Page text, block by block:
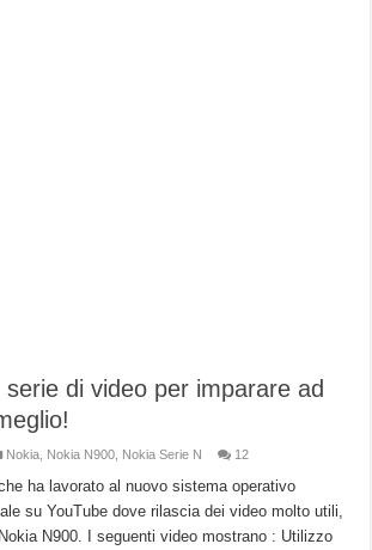
serie di video per imparare ad
Nokia Nokia N900 Nokia Serie N 12
ha lavorato al nuovo sistema operativo
su YouTube dove rilascia dei video molto utili,
N900. I seguenti video mostrano : Utilizzo